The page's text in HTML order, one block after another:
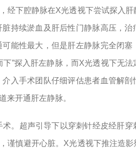
经下腔静脉在X光透视下尝试探入肝
持续淤血及肝后性门静脉高压，治
能性最大，但是肝左静脉完全闭塞
”探入肝左静脉，而X光透视下无法
入手术团队仔细评估患者血管解剖
来开通肝左静脉。
。超声引导下以穿刺针经皮经肝穿
谨慎避开心脏。X光透视下推注造影